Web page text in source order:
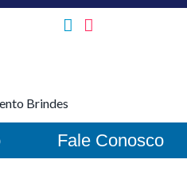
Brindes
Fale Conosco